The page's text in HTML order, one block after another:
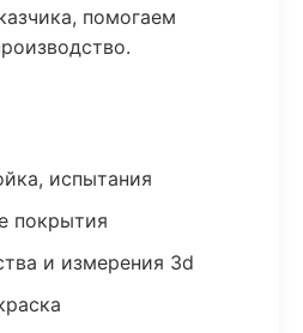
помогаем
испытания
покрытия
и измерения 3d